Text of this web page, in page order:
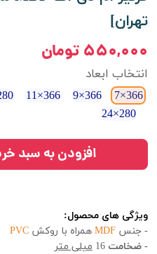
تهران]
۵۵۰,۰۰۰ تومان
ویژگی های محصول:
- جنس MDF همراه با روکش PVC
- ضخامت 16 میلی متر
انتخاب ابعاد
366×7
366×9
366×11
280×24
افزودن به سبد